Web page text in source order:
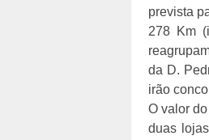
prevista
278 Km
da D.
irão
O valor
duas